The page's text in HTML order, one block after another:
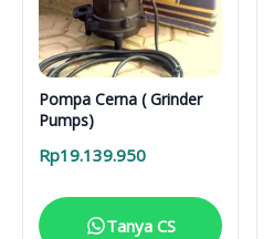
Pompa Cerna ( Grinder
Pumps)
Rp19.139.950
Tanya CS